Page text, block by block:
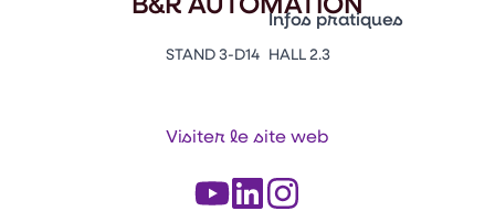
Vitrine Innovations
Emballages
Infos pratiques
Contacts
Appuyez sur Entrée pour
STAND 3-D14 HALL 2.3
Visiter le site web